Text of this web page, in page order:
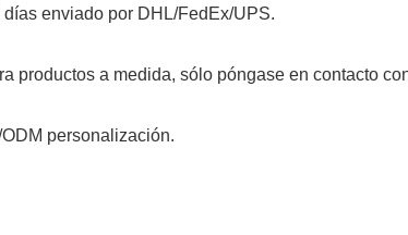
enviado por DHL/FedEx/UPS.
productos a medida, sólo póngase en contacto
personalización.